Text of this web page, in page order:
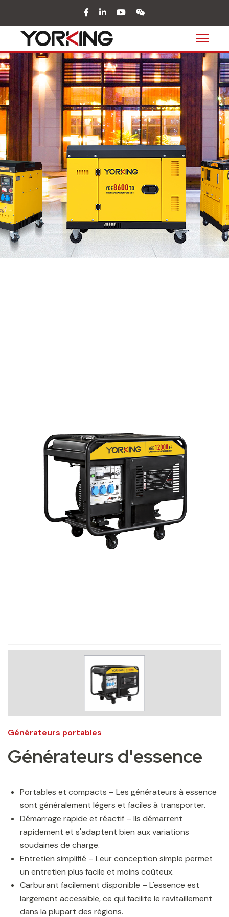
facebook
in youtubewechat
Générateurs portables
Générateurs d'essence
Portables et compacts – Les générateurs à essence
sont généralement légers et faciles à transporter.
Démarrage rapide et réactif – Ils démarrent
rapidement et s'adaptent bien aux variations
soudaines de charge.
Entretien simplifié – Leur conception simple permet
un entretien plus facile et moins coûteux.
Carburant facilement disponible – L'essence est
largement accessible, ce qui facilite le ravitaillement
dans la plupart des régions.